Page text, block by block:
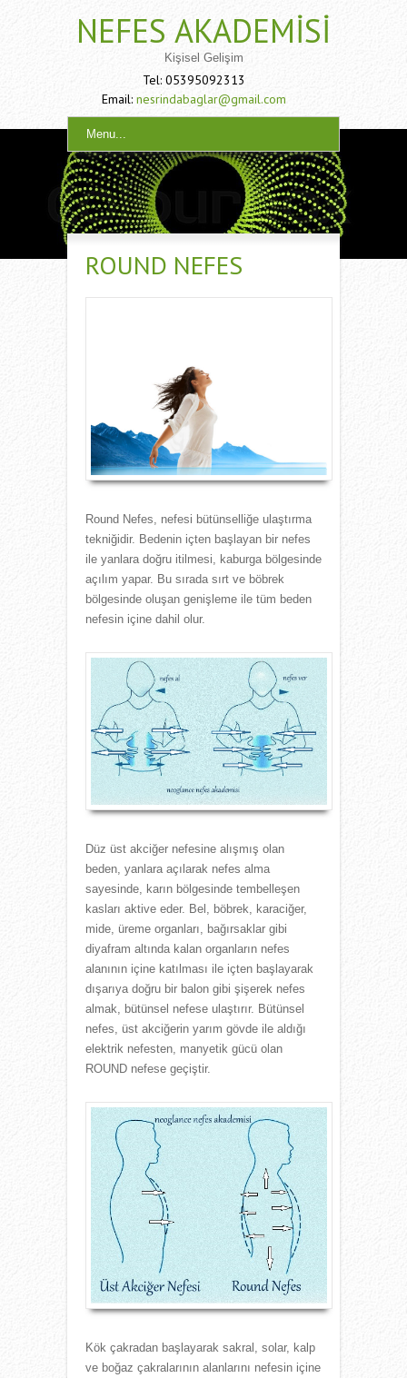
NEFES AKADEMISI
Kişisel Gelişim
Tel: 05395092313
Email: nesrindabaglar@gmail.com
Menu...
ROUND NEFES
Round Nefes, nefesi bütünselliğe ulaştırma
tekniğidir. Bedenin içten başlayan bir nefes
ile yanlara doğru itilmesi, kaburga bölgesinde
açılım yapar. Bu sırada sırt ve böbrek
bölgesinde oluşan genişleme ile tüm beden
nefesin içine dahil olur.
Düz üst akciğer nefesine alışmış olan
beden, yanlara açılarak nefes alma
sayesinde, karın bölgesinde tembelleşen
kasları aktive eder. Bel, böbrek, karaciğer,
mide, üreme organları, bağırsaklar gibi
diyafram altında kalan organların nefes
alanının içine katılması ile içten başlayarak
dışarıya doğru bir balon gibi şişerek nefes
almak, bütünsel nefese ulaştırır. Bütünsel
nefes, üst akciğerin yarım gövde ile aldığı
elektrik nefesten, manyetik gücü olan
ROUND nefese geçiştir.
Kök çakradan başlayarak sakral, solar, kalp
ve boğaz çakralarının alanlarını nefesin içine